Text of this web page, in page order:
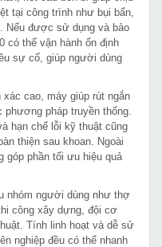
tại công trình như bụi bẩn,
Nếu được sử dụng và bảo
có thể vận hành ổn định
sự cố, giúp người dùng
cao, máy giúp rút ngắn
pháp truyền thống.
hạn chế lỗi kỹ thuật cũng
thiện sau khoan. Ngoài
góp phần tối ưu hiệu quả
nhóm người dùng như thợ
công xây dựng, đội cơ
Tính linh hoạt và dễ sử
nghiệp đều có thể nhanh